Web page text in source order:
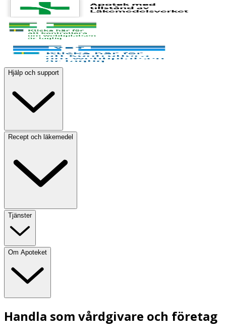
Hjälp och support
Recept och läkemedel
Tjänster
Om Apoteket
Handla som vårdgivare och företag